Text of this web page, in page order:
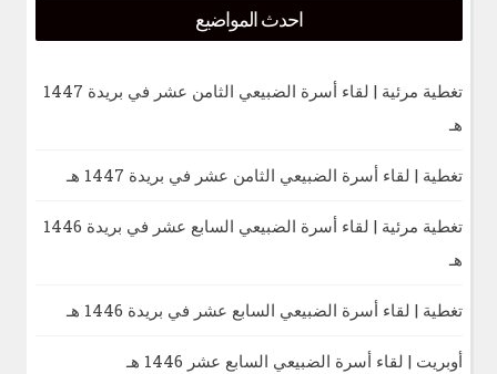
احدث المواضيع
تغطية مرئية | لقاء أسرة الضبيعي الثامن عشر في بريدة 1447
هـ
تغطية | لقاء أسرة الضبيعي الثامن عشر في بريدة 1447 هـ
تغطية مرئية | لقاء أسرة الضبيعي السابع عشر في بريدة 1446
هـ
تغطية | لقاء أسرة الضبيعي السابع عشر في بريدة 1446 هـ
أوبريت | لقاء أسرة الضبيعي السابع عشر 1446 هـ